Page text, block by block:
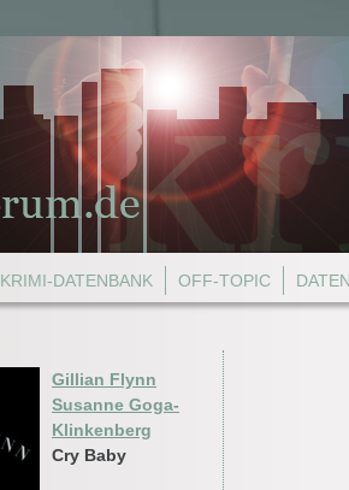
KRIMI-DATENBANK OFF-TOPIC
Gillian Flynn
Susanne Goga-
Klinkenberg
Cry Baby